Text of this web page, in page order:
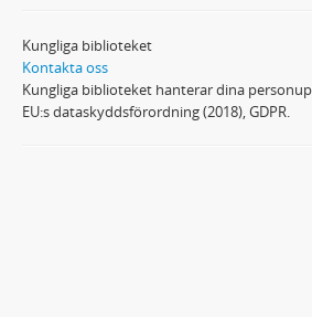
Kungliga biblioteket
Kontakta oss
Kungliga biblioteket hanterar dina
EU:s dataskyddsförordning (2018), GDPR.